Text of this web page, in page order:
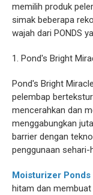
memilih produk
simak beberapa
wajah dari PONDS
1. Pond's Bright
Pond's Bright
pelembap
mencerahkan dan
menggabungkan
barrier dengan
penggunaan sehari-
Moisturizer Ponds
hitam dan